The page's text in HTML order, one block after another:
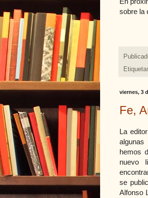
sobre la
viernes, 3
Fe,
La
hemos
nuevo
se
Alfonso